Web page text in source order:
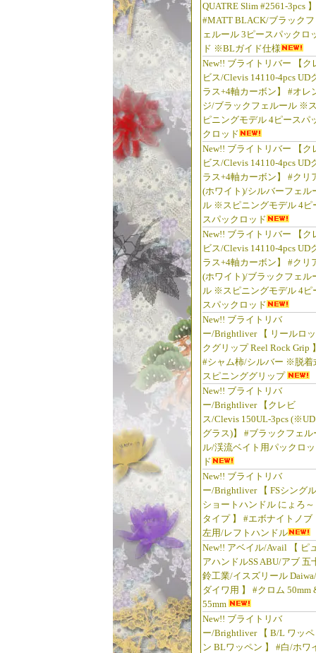
QUATRE Slim #2561-3pcs 】
#MATT BLACK/ブラックフ
ェルール 3ピースパックロ
ド ※BLガイド仕様
New!! ブライトリバー 【ク
ビス/Clevis 14110-4pcs UD
ラス+4軸カーボン】 #オレ
ジ/ブラックフェルール ※ス
ピニングモデル 4ピースパ
クロッド
New!! ブライトリバー 【ク
ビス/Clevis 14110-4pcs UD
ラス+4軸カーボン】 #クリ
(ホワイト)/シルバーフェル
ル ※スピニングモデル 4ピ
スパックロッド
New!! ブライトリバー 【ク
ビス/Clevis 14110-4pcs UD
ラス+4軸カーボン】 #クリ
(ホワイト)/ブラックフェル
ル ※スピニングモデル 4ピ
スパックロッド
New!! ブライトリバ
ー/Brightliver 【 リールロッ
クグリップ Reel Rock Grip 】
#シャム柿/シルバー ※脱着
スピニンググリップ
New!! ブライトリバ
ー/Brightliver 【クレビ
ス/Clevis 150UL-3pcs (※UD
グラス)】 #ブラックフェル
ル/渓流ベイト用パックロッ
ド
New!! ブライトリバ
ー/Brightliver 【 FSシングル
ショートハンドル にょろ～
タイプ 】 #エボナイトノブ
左用/レフトハンドル
New!! アベイル/Avail 【 ピ
アハンドルSS ABU/アブ 五
鈴工業/イスズリール Daiwa/
ダイワ用 】 #クロム 50mm
55mm
New!! ブライトリバ
ー/Brightliver 【 B/L ワッペ
ン BLワッペン 】 #白/ホワ